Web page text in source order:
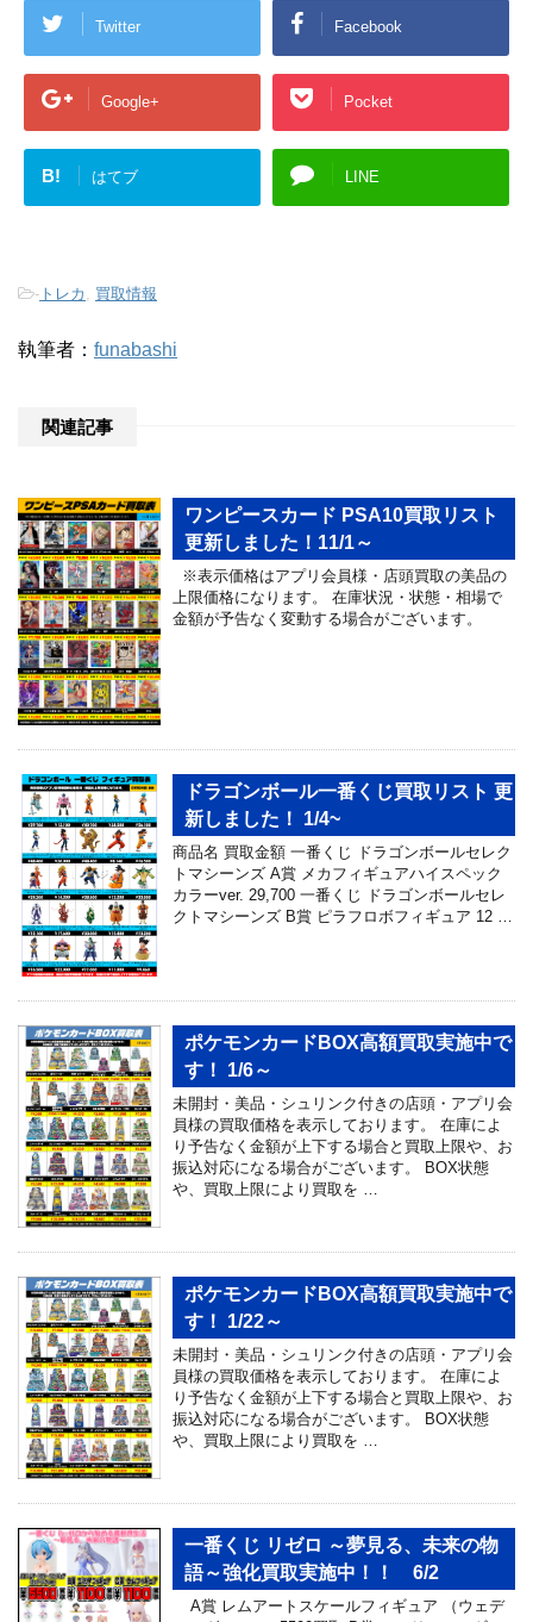
Twitter Facebook
Google+ Pocket
B! はてブ LINE
- トレカ 買取情報
執筆者： funabashi
関連記事
ワンピースカード PSA10買取リスト
更新しました！11/1～
※表示価格はアプリ会員様・店頭買取の美品の
上限価格になります。 在庫状況・状態・相場で
金額が予告なく変動する場合がございます。
ドラゴンボール一番くじ買取リスト 更
新しました！ 1/4~
商品名 買取金額 一番くじ ドラゴンボールセレク
トマシーンズ A賞 メカフィギュアハイスペック
カラーver. 29,700 一番くじ ドラゴンボールセレ
クトマシーンズ B賞 ピラフロボフィギュア 12 …
ポケモンカードBOX高額買取実施中で
す！ 1/6～
未開封・美品・シュリンク付きの店頭・アプリ会
員様の買取価格を表示しております。 在庫によ
り予告なく金額が上下する場合と買取上限や、お
振込対応になる場合がございます。 BOX状態
や、買取上限により買取を …
ポケモンカードBOX高額買取実施中で
す！ 1/22～
未開封・美品・シュリンク付きの店頭・アプリ会
員様の買取価格を表示しております。 在庫によ
り予告なく金額が上下する場合と買取上限や、お
振込対応になる場合がございます。 BOX状態
や、買取上限により買取を …
一番くじ リゼロ ～夢見る、未来の物
語～強化買取実施中！！ 6/2
A賞 レムアートスケールフィギュア （ウェデ